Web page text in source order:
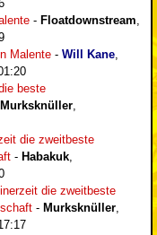
- Floatdownstream
Malente - Will Kane
beste
Murksknüller
die zweitbeste
- Habakuk
die zweitbeste
- Murksknüller